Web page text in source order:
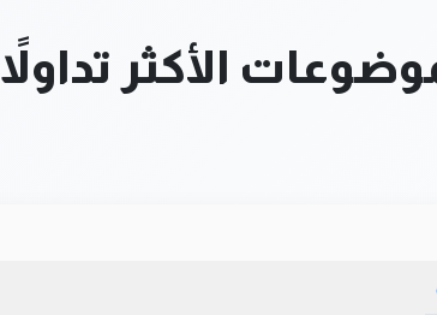
الأكثر تداولاً